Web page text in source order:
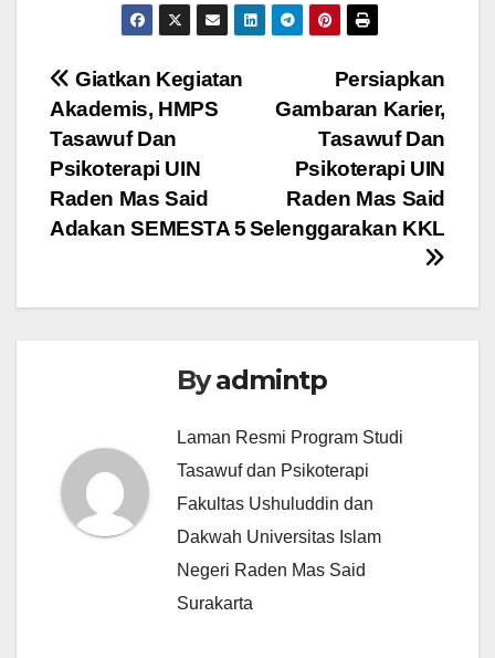
Post
navigation
Persiapkan
Gambaran Karier,
Tasawuf Dan
Psikoterapi UIN
Raden Mas Said
Selenggarakan KKL
Giatkan Kegiatan
Akademis, HMPS
Tasawuf Dan
Psikoterapi UIN
Raden Mas Said
Adakan SEMESTA 5
Byadmintp
Laman Resmi Program Studi
Tasawuf dan Psikoterapi
Fakultas Ushuluddin dan
Dakwah Universitas Islam
Negeri Raden Mas Said
Surakarta